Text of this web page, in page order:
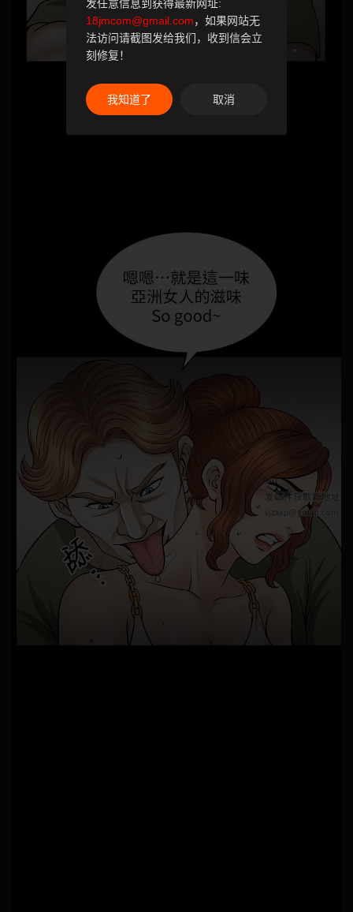
发任意信息到获得最新网址:
18jmcom@gmail.com，如果网站无
法访问请截图发给我们，收到信会立
刻修复！
我知道了 取消